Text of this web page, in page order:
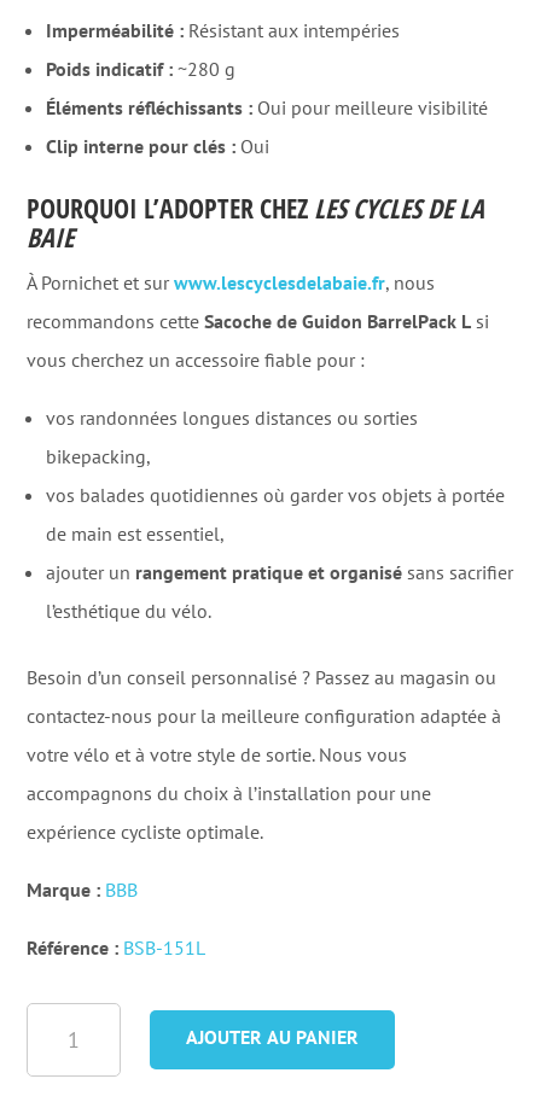
Imperméabilité : Résistant aux intempéries
Poids indicatif : ~280 g
Éléments réfléchissants : Oui pour meilleure visibilité
Clip interne pour clés : Oui
POURQUOI L’ADOPTER CHEZ LES CYCLES DE LA
BAIE
À Pornichet et surwww.lescyclesdelabaie.fr, nous
recommandons cetteSacoche de Guidon BarrelPack L si
vous cherchez un accessoire fiable pour :
vos randonnées longues distances ou sorties
bikepacking,
vos balades quotidiennes où garder vos objets à portée
de main est essentiel,
ajouter un rangement pratique et organisé sans sacrifier
l’esthétique du vélo.
Besoin d’un conseil personnalisé ? Passez au magasin ou
contactez-nous pour la meilleure configuration adaptée à
votre vélo et à votre style de sortie. Nous vous
accompagnons du choix à l’installation pour une
expérience cycliste optimale.
Marque : BBB
Référence : BSB-151L
AJOUTER AU PANIER